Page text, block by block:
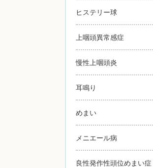
ヒステリー球
上咽頭異常感症
慢性上咽頭炎
耳鳴り
めまい
メニエール病
良性発作性頭位めまい症